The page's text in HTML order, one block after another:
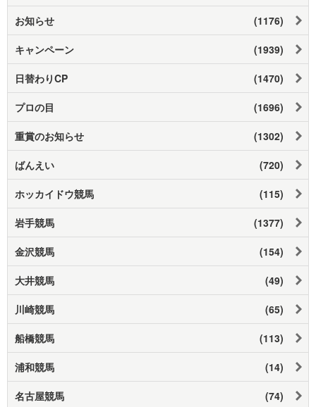
お知らせ (1176)
キャンペーン (1939)
日替わりCP (1470)
プロの目 (1696)
重賞のお知らせ (1302)
ばんえい (720)
ホッカイドウ競馬 (115)
岩手競馬 (1377)
金沢競馬 (154)
大井競馬 (49)
川崎競馬 (65)
船橋競馬 (113)
浦和競馬 (14)
名古屋競馬 (74)